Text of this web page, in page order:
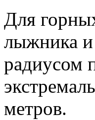
Для
лыжника и
радиусом
метров.